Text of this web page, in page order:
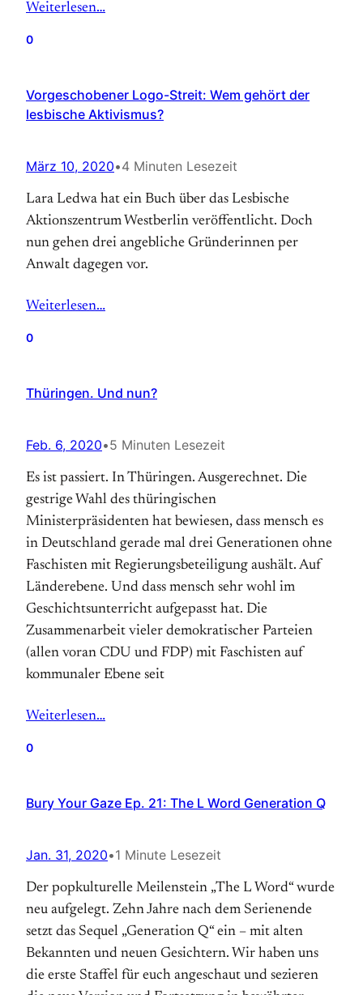
Weiterlesen…
0
Vorgeschobener Logo-Streit: Wem gehört der
lesbische Aktivismus?
März 10, 2020•4 Minuten Lesezeit
Lara Ledwa hat ein Buch über das Lesbische
Aktionszentrum Westberlin veröffentlicht. Doch
nun gehen drei angebliche Gründerinnen per
Anwalt dagegen vor.
Weiterlesen…
0
Thüringen. Und nun?
Feb. 6, 2020•5 Minuten Lesezeit
Es ist passiert. In Thüringen. Ausgerechnet. Die
gestrige Wahl des thüringischen
Ministerpräsidenten hat bewiesen, dass mensch es
in Deutschland gerade mal drei Generationen ohne
Faschisten mit Regierungsbeteiligung aushält. Auf
Länderebene. Und dass mensch sehr wohl im
Geschichtsunterricht aufgepasst hat. Die
Zusammenarbeit vieler demokratischer Parteien
(allen voran CDU und FDP) mit Faschisten auf
kommunaler Ebene seit
Weiterlesen…
0
Bury Your Gaze Ep. 21: The L Word Generation Q
Jan. 31, 2020•1 Minute Lesezeit
Der popkulturelle Meilenstein „The L Word“ wurde
neu aufgelegt. Zehn Jahre nach dem Serienende
setzt das Sequel „Generation Q“ ein – mit alten
Bekannten und neuen Gesichtern. Wir haben uns
die erste Staffel für euch angeschaut und sezieren